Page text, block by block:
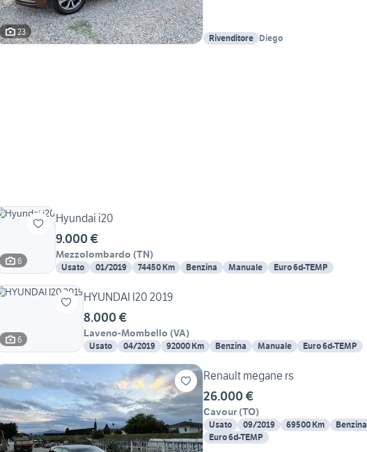
23
Rivenditore Diego
6
Hyundai i20
9.000 €
Mezzolombardo (TN)
Usato 01/2019 74450 Km Benzina Manuale Euro 6d-TEMP
6
HYUNDAI I20 2019
8.000 €
Laveno-Mombello (VA)
Usato 04/2019 92000 Km Benzina Manuale Euro 6d-TEMP
Renault megane rs
26.000 €
Cavour (TO)
Usato 09/2019 69500 Km Benzina
Euro 6d-TEMP